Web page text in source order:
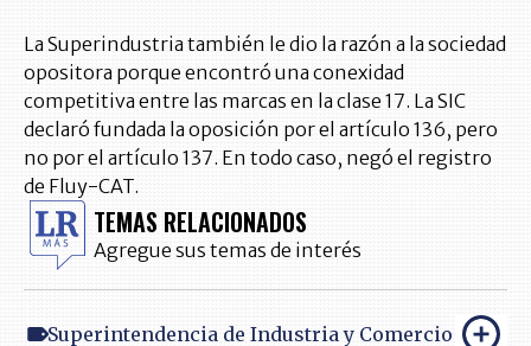
La Superindustria también le dio la razón a la sociedad
opositora porque encontró una conexidad
competitiva entre las marcas en la clase 17. La SIC
declaró fundada la oposición por el artículo 136, pero
no por el artículo 137. En todo caso, negó el registro
de Fluy-CAT.
TEMAS RELACIONADOS
Agregue sus temas de interés
Superintendencia de Industria y Comercio